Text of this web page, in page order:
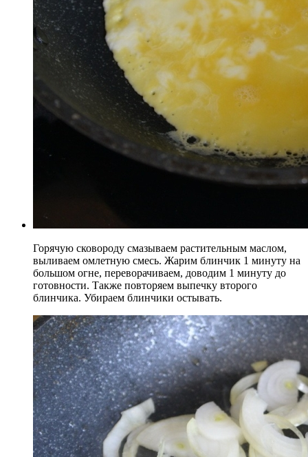
Горячую сковороду смазываем растительным маслом,
выливаем омлетную смесь. Жарим блинчик 1 минуту на
большом огне, переворачиваем, доводим 1 минуту до
готовности. Также повторяем выпечку второго
блинчика. Убираем блинчики остывать.